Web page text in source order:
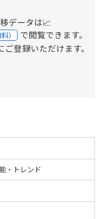
データは📈
料） で閲覧できます。
登録いただけます。
・トレンド